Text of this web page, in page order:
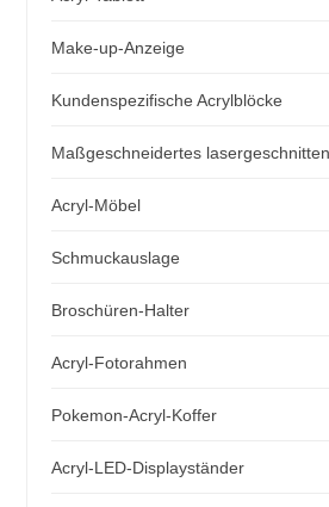
Make-up-Anzeige
Kundenspezifische Acrylblöcke
Maßgeschneidertes
Acryl-Möbel
Schmuckauslage
Broschüren-Halter
Acryl-Fotorahmen
Pokemon-Acryl-Koffer
Acryl-LED-Displayständer